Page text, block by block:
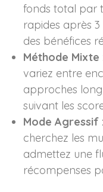
fonds total par
rapides après
des bénéfices
Méthode Mixte
variez entre
approches
suivant les
Mode Agressif :
cherchez les
admettez une
récompenses